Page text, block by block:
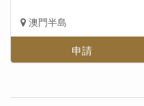
澳門半島
申請